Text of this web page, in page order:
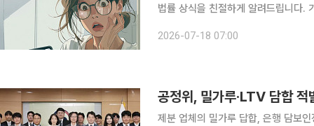
법률 상식을 친절하게 알려드립니다.
뚱한 주제도 기존 판례와 법리를 비교
2026-07-18 07:00
공정위, 밀가루·LTV 담합
제분 업체의 밀가루 답합, 은행 담보